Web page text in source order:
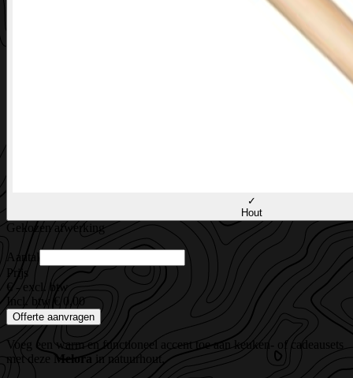
✓
Hout
Gekozen afwerking
Aantal
Prijs
€ -excl. btw
Incl. btw € 0,00
Offerte aanvragen
Voeg een warm en functioneel accent toe aan keuken- of cadeausets
met deze Melora in natuurhout.